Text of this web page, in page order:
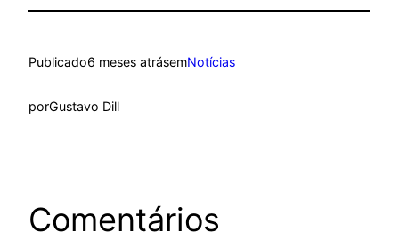
Publicado6 meses atrásemNotícias
porGustavo Dill
Comentários